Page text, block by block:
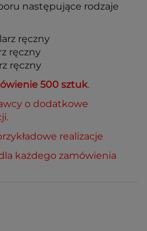
następujące rodzaje
ręczny
ręczny
ręczny
500 sztuk.
o dodatkowe
realizacje
każdego zamówienia